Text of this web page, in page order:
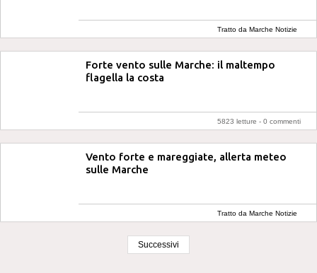
Tratto da Marche Notizie
Forte vento sulle Marche: il maltempo
flagella la costa
5823 letture - 0 commenti
Vento forte e mareggiate, allerta meteo
sulle Marche
Tratto da Marche Notizie
Successivi